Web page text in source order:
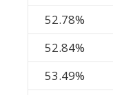
52.78%
52.84%
53.49%